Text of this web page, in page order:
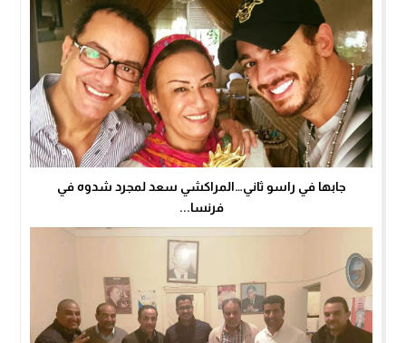
جابها في راسو ثاني…المراكشي سعد لمجرد شدوه في
فرنسا...